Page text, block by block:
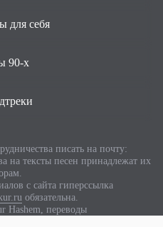
для себя
90-х
писать на почту:
на тексты песен принадлежат их
с сайта гиперссылка
обязательна.
Hashem, переводы